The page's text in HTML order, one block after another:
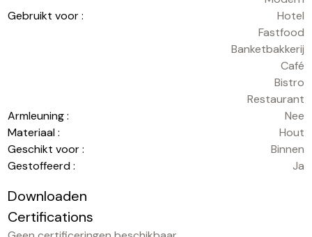
Gebruikt voor :
Hotel
Fastfood
Banketbakkerij
Café
Bistro
Restaurant
Armleuning :
Nee
Materiaal :
Hout
Geschikt voor :
Binnen
Gestoffeerd :
Ja
Downloaden
Certifications